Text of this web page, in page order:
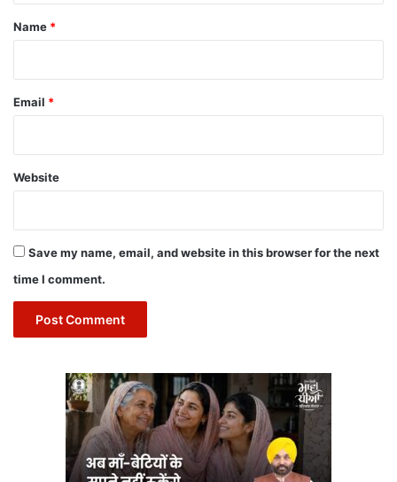
*
Name *
Email *
Website
Save my name, email, and website in this browser for the next
time I comment.